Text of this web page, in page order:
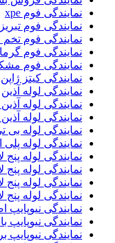
نمایندگی فوم xpe
نمایندگی فوم تبریز
نمایندگی فوم
نمایندگی فوم
نمایندگی فوم
نمایندگی کیتز ژاپن
نمایندگی لوله آذین
نمایندگی لوله آذین
نمایندگی لوله
نمایندگی لوله
نمایندگی لوله پلی
نمایندگی لوله پنج
نمایندگی لوله پنج
نمایندگی لوله پنج
نمایندگی لوله پنج
نمایندگی نیوپایپ
نمایندگی نیوپایپ
نمایندگی نیوپایپ